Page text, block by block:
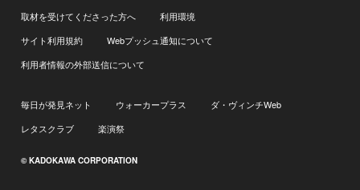
取材を受けてくださった方へ
利用環境
サイト利用規約
Webプッシュ通知について
利用者情報の外部送信について
毎日が発見ネット ウォーカープラス
ダ・ヴィンチWeb
レタスクラブ
楽演祭
© KADOKAWA CORPORATION